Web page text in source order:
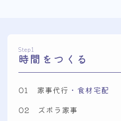
Step1
時間をつくる
01 家事代行 ・食材宅配
02 ズボラ家事